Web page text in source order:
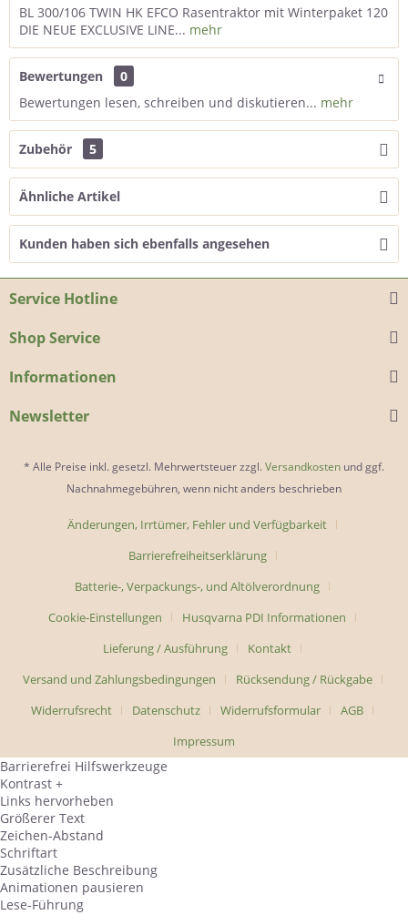
BL 300/106 TWIN HK EFCO Rasentraktor mit Winterpaket 120
DIE NEUE EXCLUSIVE LINE... mehr
Bewertungen
0
Bewertungen lesen, schreiben und diskutieren... mehr
Zubehör 5
Ähnliche Artikel
Kunden haben sich ebenfalls angesehen
Service Hotline
Shop Service
Informationen
Newsletter
* Alle Preise inkl. gesetzl. Mehrwertsteuer zzgl.Versandkosten und ggf.
Nachnahmegebühren, wenn nicht anders beschrieben
Änderungen, Irrtümer, Fehler und Verfügbarkeit
Barrierefreiheitserklärung
Batterie-, Verpackungs-, und Altölverordnung
Cookie-Einstellungen
Husqvarna PDI Informationen
Lieferung / Ausführung
Kontakt
Versand und Zahlungsbedingungen
Rücksendung / Rückgabe
Widerrufsrecht
Datenschutz Widerrufsformular
AGB
Impressum
Barrierefrei Hilfswerkzeuge
Kontrast +
Links hervorheben
Größerer Text
Zeichen-Abstand
Schriftart
Zusätzliche Beschreibung
Animationen pausieren
Lese-Führung